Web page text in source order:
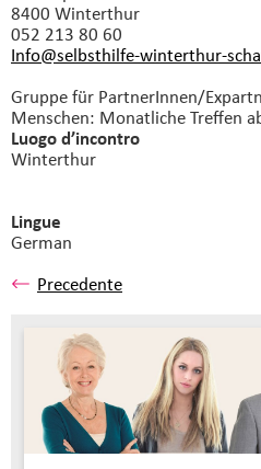
8400 Winterthur
052 213 80 60
Info@selbsthilfe-winterthur-
Gruppe für PartnerInnen/
Menschen: Monatliche Treffen
Luogo d’incontro
Winterthur
Lingue
German
Precedente